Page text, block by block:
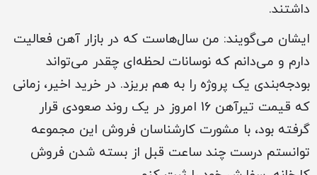
داشتند.
ایشان می‌گویند: من سال‌هاست که در بازار آهن فعالیت
دارم و می‌دانم که نوسانات لحظه‌ای چقدر می‌تواند
بودجه‌بندی یک پروژه را به هم بریزد. در خرید اخیر، زمانی
که قیمت تیرآهن 16 امروز در یک روند صعودی قرار
گرفته بود، با مشورت کارشناسان فروش این مجموعه
توانستم درست چند ساعت قبل از بسته شدن فروش